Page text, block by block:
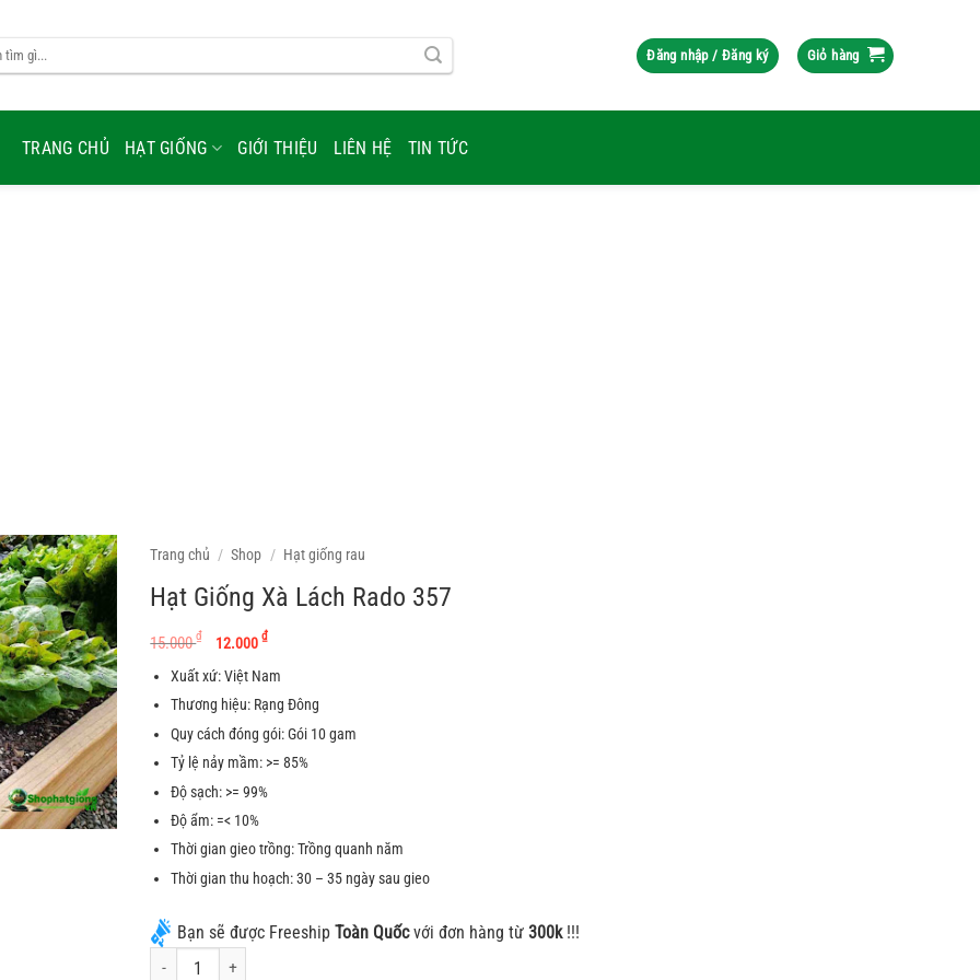
Đăng nhập / Đăng ký Giỏ hàng
TRANG CHỦ HẠT GIỐNG GIỚI THIỆU LIÊN HỆ TIN TỨC
Trang chủ / Shop / Hạt giống rau
Hạt Giống Xà Lách Rado 357
15.000₫ Giá gốc là: 15.000 ₫.
12.000₫Giá hiện tại là: 12.000 ₫.
Xuất xứ: Việt Nam
Thương hiệu: Rạng Đông
Quy cách đóng gói: Gói 10 gam
Tỷ lệ nảy mầm: >= 85%
Độ sạch: >= 99%
Độ ẩm: =< 10%
Thời gian gieo trồng: Trồng quanh năm
Thời gian thu hoạch: 30 – 35 ngày sau gieo
Bạn sẽ được FreeshipToàn Quốcvới đơn hàng từ300k!!!
Hạt Giống Xà Lách Rado 357 số lượng
Alternative: